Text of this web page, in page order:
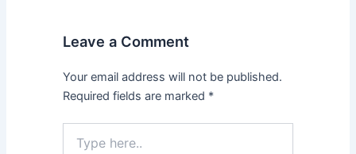
Leave a Comment
Your email address will not be published.
Required fields are marked *
here..